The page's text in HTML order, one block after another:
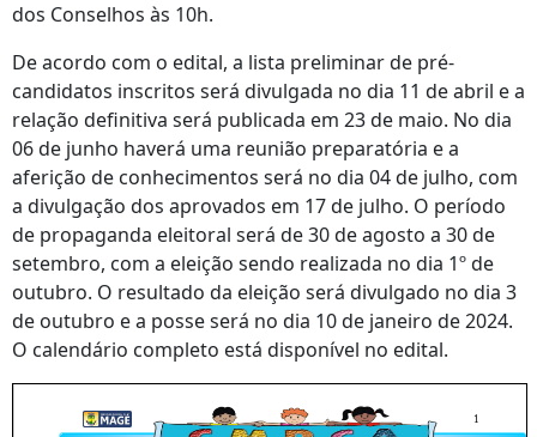
dos Conselhos às 10h.
De acordo com o edital, a lista preliminar de pré-
candidatos inscritos será divulgada no dia 11 de abril e a
relação definitiva será publicada em 23 de maio. No dia
06 de junho haverá uma reunião preparatória e a
aferição de conhecimentos será no dia 04 de julho, com
a divulgação dos aprovados em 17 de julho. O período
de propaganda eleitoral será de 30 de agosto a 30 de
setembro, com a eleição sendo realizada no dia 1º de
outubro. O resultado da eleição será divulgado no dia 3
de outubro e a posse será no dia 10 de janeiro de 2024.
O calendário completo está disponível no edital.